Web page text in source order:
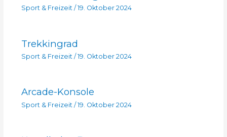
Sport & Freizeit/ 19. Oktober 2024
Trekkingrad
Sport & Freizeit/ 19. Oktober 2024
Arcade-Konsole
Sport & Freizeit / 19. Oktober 2024